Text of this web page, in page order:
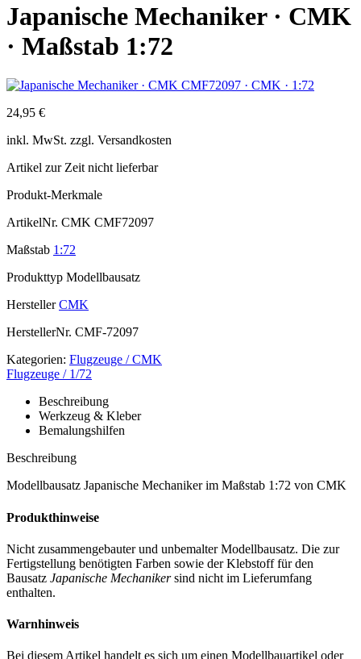
Japanische Mechaniker · CMK
· Maßstab 1:72
24,95 €
inkl. MwSt. zzgl. Versandkosten
Artikel zur Zeit nicht lieferbar
Produkt-Merkmale
ArtikelNr. CMK CMF72097
Maßstab 1:72
Produkttyp Modellbausatz
Hersteller CMK
HerstellerNr. CMF-72097
Kategorien: Flugzeuge / CMK
Flugzeuge / 1/72
Beschreibung
Werkzeug & Kleber
Bemalungshilfen
Beschreibung
Modellbausatz Japanische Mechaniker im Maßstab 1:72 von CMK
Produkthinweise
Nicht zusammengebauter und unbemalter Modellbausatz. Die zur
Fertigstellung benötigten Farben sowie der Klebstoff für den
Bausatz Japanische Mechanikersind nicht im Lieferumfang
enthalten.
Warnhinweis
Bei diesem Artikel handelt es sich um einen Modellbauartikel oder